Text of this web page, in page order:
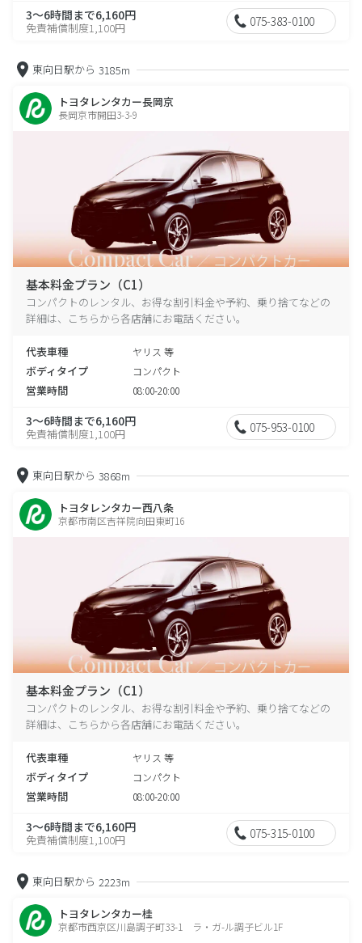
3～6時間まで6,160円
免責補償制度1,100円 075-383-0100
東向日駅から 3185m
トヨタレンタカー長岡京
長岡京市開田3-3-9
基本料金プラン（C1）
コンパクトのレンタル、お得な割引料金や予約、乗り捨てなどの
詳細は、こちらから各店舗にお電話ください。
代表車種 ヤリス 等
ボディタイプ コンパクト
営業時間 08:00-20:00
3～6時間まで6,160円
免責補償制度1,100円 075-953-0100
東向日駅から 3868m
トヨタレンタカー西八条
京都市南区吉祥院向田東町16
基本料金プラン（C1）
コンパクトのレンタル、お得な割引料金や予約、乗り捨てなどの
詳細は、こちらから各店舗にお電話ください。
代表車種 ヤリス 等
ボディタイプ コンパクト
営業時間 08:00-20:00
3～6時間まで6,160円
免責補償制度1,100円 075-315-0100
東向日駅から 2223m
トヨタレンタカー桂
京都市西京区川島調子町33-1 ラ・ガ-ル調子ビル1F